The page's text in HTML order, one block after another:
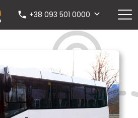
+38 093 501 0000